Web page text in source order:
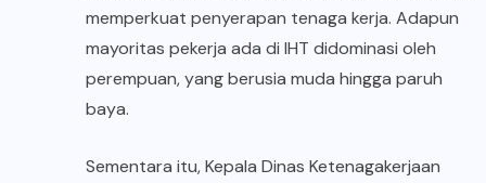
memperkuat penyerapan tenaga kerja. Adapun
mayoritas pekerja ada di IHT didominasi oleh
perempuan, yang berusia muda hingga paruh
baya.
Sementara itu, Kepala Dinas Ketenagakerjaan